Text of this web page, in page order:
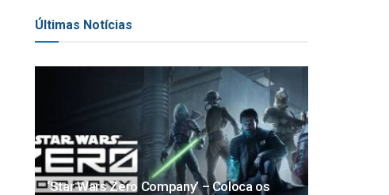
Últimas Notícias
‘Star Wars Zero Company’ – Coloca os